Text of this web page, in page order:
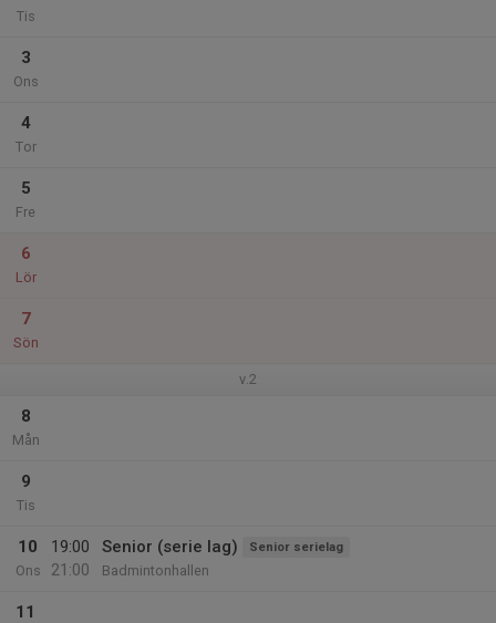
Tis
3
Ons
4
Tor
5
Fre
6
Lör
7
Sön
v.2
8
Mån
9
Tis
10
Ons
19:00
21:00
Senior (serie lag) Senior serielag
Badmintonhallen
11